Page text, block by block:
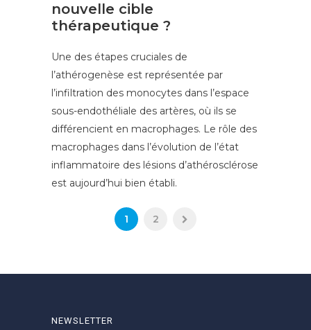
nouvelle cible
thérapeutique ?
Une des étapes cruciales de
l’athérogenèse est représentée par
l’infiltration des monocytes dans l’espace
sous-endothéliale des artères, où ils se
différencient en macrophages. Le rôle des
macrophages dans l’évolution de l’état
inflammatoire des lésions d’athérosclérose
est aujourd’hui bien établi.
1 2
NEWSLETTER